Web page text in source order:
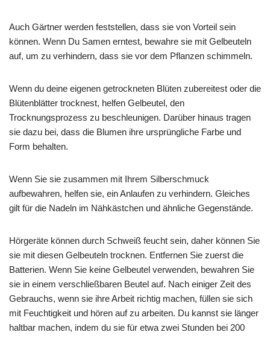
Auch Gärtner werden feststellen, dass sie von Vorteil sein
können. Wenn Du Samen erntest, bewahre sie mit Gelbeuteln
auf, um zu verhindern, dass sie vor dem Pflanzen schimmeln.
Wenn du deine eigenen getrockneten Blüten zubereitest oder die
Blütenblätter trocknest, helfen Gelbeutel, den
Trocknungsprozess zu beschleunigen. Darüber hinaus tragen
sie dazu bei, dass die Blumen ihre ursprüngliche Farbe und
Form behalten.
Wenn Sie sie zusammen mit Ihrem Silberschmuck
aufbewahren, helfen sie, ein Anlaufen zu verhindern. Gleiches
gilt für die Nadeln im Nähkästchen und ähnliche Gegenstände.
Hörgeräte können durch Schweiß feucht sein, daher können Sie
sie mit diesen Gelbeuteln trocknen. Entfernen Sie zuerst die
Batterien. Wenn Sie keine Gelbeutel verwenden, bewahren Sie
sie in einem verschließbaren Beutel auf. Nach einiger Zeit des
Gebrauchs, wenn sie ihre Arbeit richtig machen, füllen sie sich
mit Feuchtigkeit und hören auf zu arbeiten. Du kannst sie länger
haltbar machen, indem du sie für etwa zwei Stunden bei 200